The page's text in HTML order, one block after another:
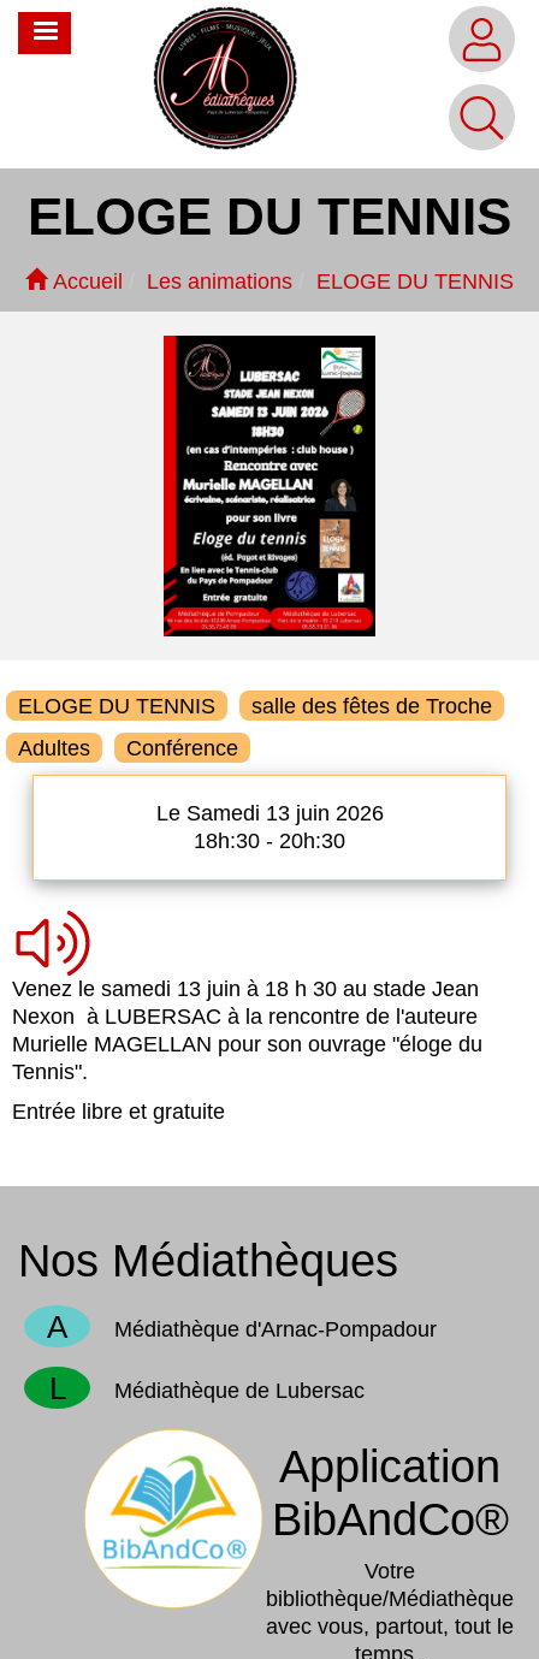
Aller
ELOGE DU TENNIS
Accueil Les animations ELOGE DU TENNIS
ELOGE DU TENNIS
salle des fêtes de Troche
Adultes
Conférence
Le Samedi 13 juin 2026
18h:30 - 20h:30
Venez le samedi 13 juin à 18 h 30 au stade Jean
Nexon à LUBERSAC à la rencontre de l'auteure
Murielle MAGELLAN pour son ouvrage "éloge du
Tennis".
Entrée libre et gratuite
Nos Médiathèques
A Médiathèque d'Arnac-Pompadour
L Médiathèque de Lubersac
Application
BibAndCo®
Votre
bibliothèque/Médiathèque
avec vous, partout, tout le
temps .